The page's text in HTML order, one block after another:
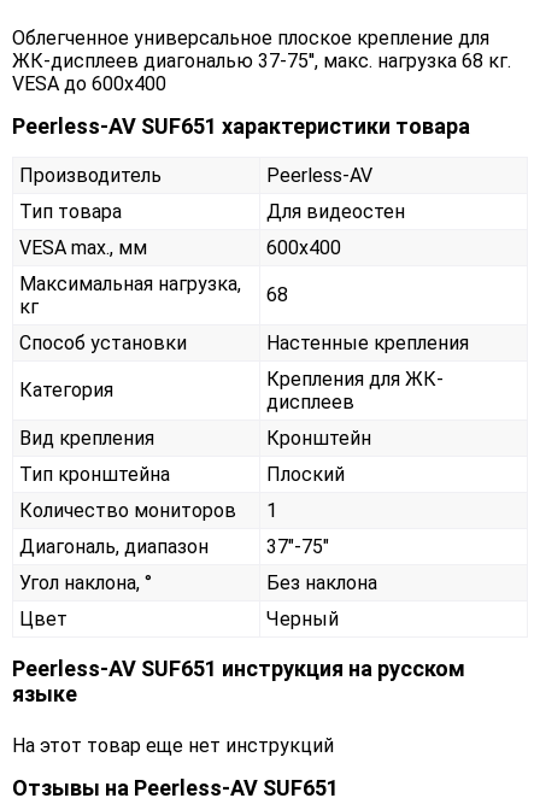
Облегченное универсальное плоское крепление для
ЖК-дисплеев диагональю 37-75'', макс. нагрузка 68 кг.
VESA до 600x400
Peerless-AV SUF651 характеристики товара
Производитель
Peerless-AV
Тип товара
Для видеостен
VESA max., мм
600x400
Максимальная нагрузка,
кг
68
Способ установки Настенные крепления
Категория
Крепления для ЖК-
дисплеев
Вид крепления
Кронштейн
Тип кронштейна
Плоский
Количество мониторов
1
Диагональ, диапазон
37"-75"
Угол наклона, °
Без наклона
Цвет
Черный
Peerless-AV SUF651 инструкция на русском
языке
На этот товар еще нет инструкций
Отзывы на Peerless-AV SUF651